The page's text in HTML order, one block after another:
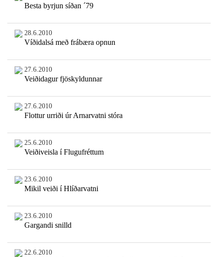
Besta byrjun síðan ´79
28.6.2010
Víðidalsá með frábæra opnun
27.6.2010
Veiðidagur fjöskyldunnar
27.6.2010
Flottur urriði úr Arnarvatni stóra
25.6.2010
Veiðiveisla í Flugufréttum
23.6.2010
Mikil veiði í Hlíðarvatni
23.6.2010
Gargandi snilld
22.6.2010